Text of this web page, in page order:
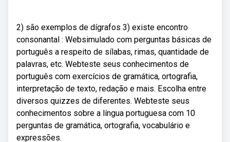
2) são exemplos de dígrafos 3) existe encontro
consonantal : Websimulado com perguntas básicas de
português a respeito de sílabas, rimas, quantidade de
palavras, etc. Webteste seus conhecimentos de
português com exercícios de gramática, ortografia,
interpretação de texto, redação e mais. Escolha entre
diversos quizzes de diferentes. Webteste seus
conhecimentos sobre a língua portuguesa com 10
perguntas de gramática, ortografia, vocabulário e
expressões.